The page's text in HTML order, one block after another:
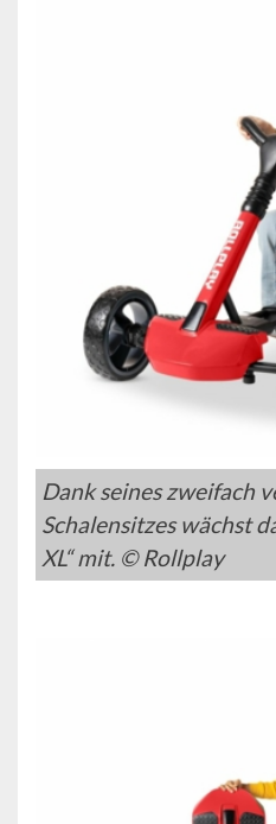
Dank seines zweifach
Schalensitzes wächst
XL“ mit. © Rollplay